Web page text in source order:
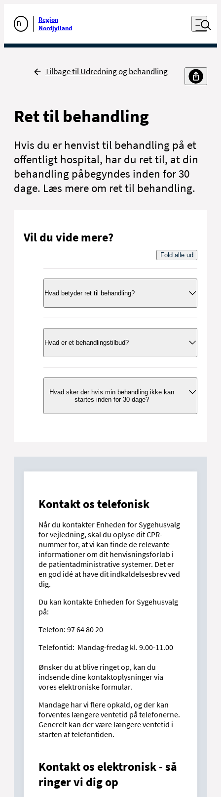
Gå til forsiden
Region
Nordjylland
Åben
Udfør søgning
Tilbage
Tilbage til Udredning og behandling
Ret til behandling
Hvis du er henvist til behandling på et
offentligt hospital, har du ret til, at din
behandling påbegyndes inden for 30
dage. Læs mere om ret til behandling.
Vil du vide mere?
Fold alle ud
Hvad betyder ret til behandling?
Ret til behandling betyder, at hvis du er
henvist til behandling på et offentligt
opstartes inden for 30 dage.
Hvad er et behandlingstilbud?
Et behandlingstilbud er som udgangspunkt
et reelt behandlingstilbud, hvis din
udredning er endelig. Et reelt
behandlingstilbud, hvis det består af
Hvad sker der hvis min behandling ikke kan
startes inden for 30 dage?
udvidet frit sygehusvalg. Det betyder, at du
betingelser er opfyldte.
Læs om udvidet frit
sygehusvalg
Kontakt os telefonisk
Når du kontakter Enheden for Sygehusvalg
for vejledning, skal du oplyse dit CPR-
nummer for, at vi kan finde de relevante
informationer om dit henvisningsforløb i
de patientadministrative systemer. Det er
en god idé at have dit indkaldelsesbrev ved
dig.
Du kan kontakte Enheden for Sygehusvalg
på:
Telefon: 97 64 80 20
Telefontid: Mandag-fredag kl. 9.00-11.00
Ønsker du at blive ringet op, kan du
indsende dine kontaktoplysninger via
vores elektroniske formular.
Mandage har vi flere opkald, og der kan
forventes længere ventetid på telefonerne.
Generelt kan der være længere ventetid i
starten af telefontiden.
Kontakt os elektronisk - så
ringer vi dig op